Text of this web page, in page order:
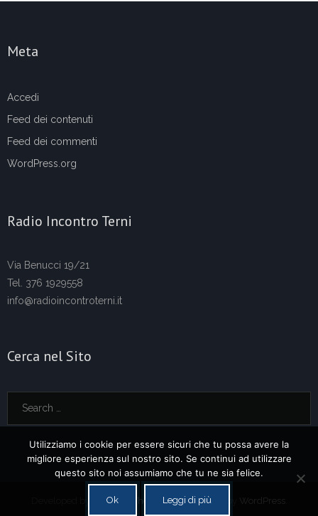
Meta
Accedi
Feed dei contenuti
Feed dei commenti
WordPress.org
Radio Incontro Terni
Via Benucci 19/21
Tel. 376 1929558
info@radioincontroterni.it
Cerca nel Sito
Think Up Themes Ltd. Powered by WordPress
Utilizziamo i cookie per essere sicuri che tu possa avere la
migliore esperienza sul nostro sito. Se continui ad utilizzare
questo sito noi assumiamo che tu ne sia felice.
Ok Leggi di più